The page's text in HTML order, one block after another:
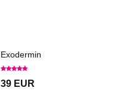
Exodermin
39 EUR